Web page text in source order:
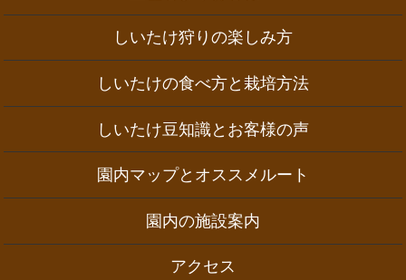
しいたけ狩りの楽しみ方
しいたけの食べ方と栽培方法
しいたけ豆知識とお客様の声
園内マップとオススメルート
園内の施設案内
アクセス